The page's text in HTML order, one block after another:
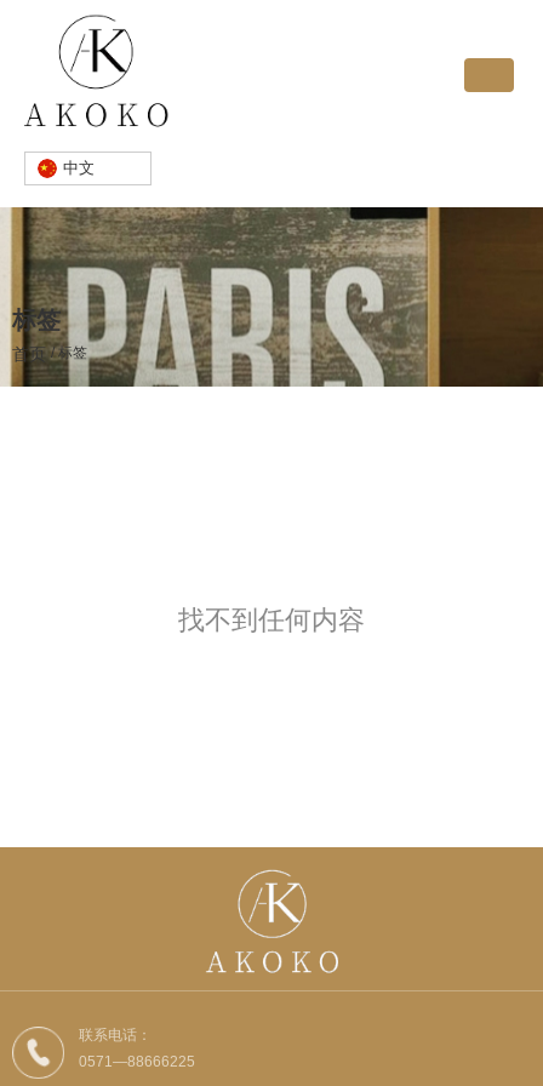
中文
标签
首页 /标签
找不到任何内容
联系电话：
0571—88666225